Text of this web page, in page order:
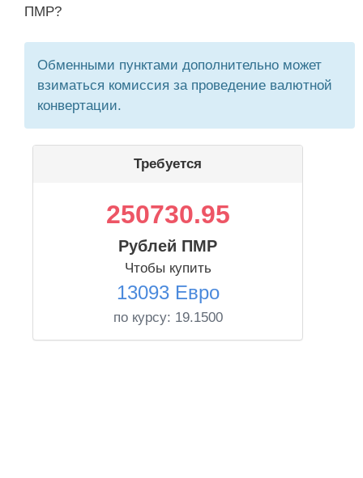
ПМР?
Обменными пунктами дополнительно может
взиматься комиссия за проведение валютной
конвертации.
Требуется
250730.95
Рублей ПМР
Чтобы купить
13093 Евро
по курсу: 19.1500